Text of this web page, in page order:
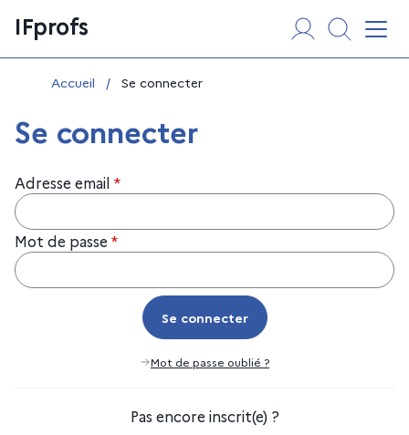
au
contenu
IFprofs
Vous êtes ici :
Accueil / Se connecter
Se connecter
Adresse email *
Mot de passe *
Se connecter
Se connecter
Mot de passe oublié ?
Pas encore inscrit(e) ?